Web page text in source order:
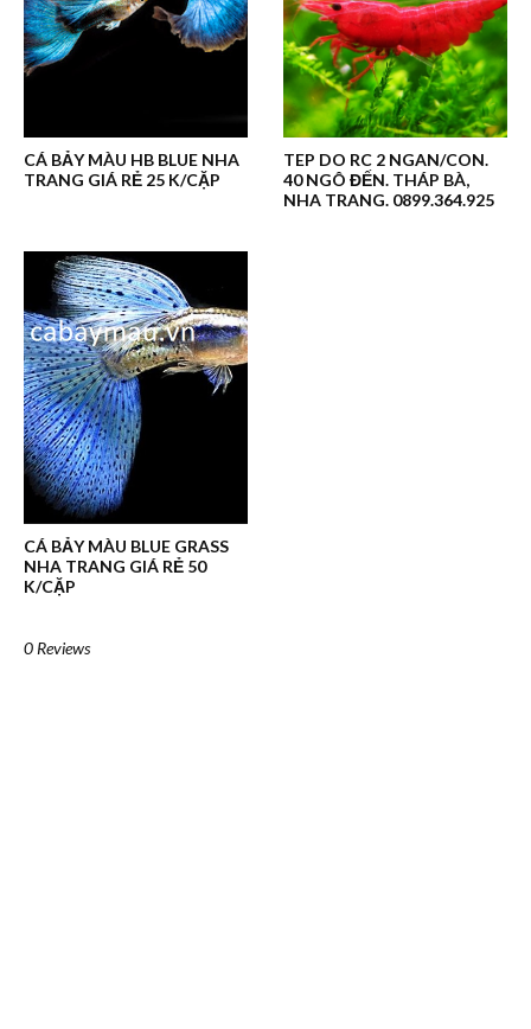
CÁ BẢY MÀU HB BLUE NHA
TRANG GIÁ RẺ 25 K/CẶP
TEP DO RC 2 NGAN/CON.
40 NGÔ ĐẾN. THÁP BÀ,
NHA TRANG. 0899.364.925
CÁ BẢY MÀU BLUE GRASS
NHA TRANG GIÁ RẺ 50
K/CẶP
0 Reviews